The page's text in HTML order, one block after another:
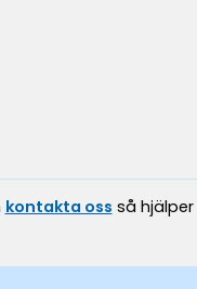
kontakta oss så hjälper